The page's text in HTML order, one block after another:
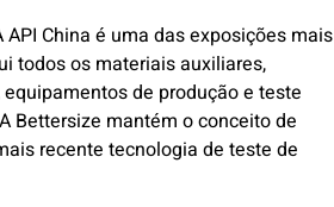
China é uma das exposições mais
todos os materiais auxiliares,
de produção e teste
Bettersize mantém o conceito de
recente tecnologia de teste de